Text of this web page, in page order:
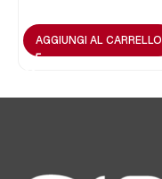
AGGIUNGI AL CARRELLO